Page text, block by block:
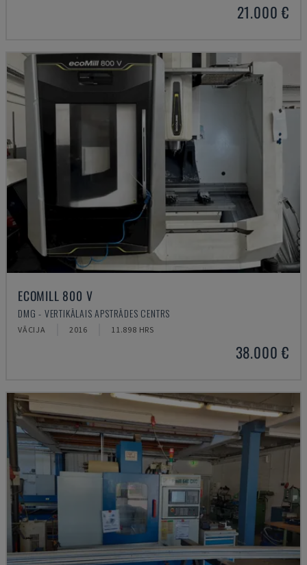
21.000 €
ECOMILL 800 V
DMG - VERTIKĀLAIS APSTRĀDES CENTRS
VĀCIJA 2016 11.898 HRS
38.000 €